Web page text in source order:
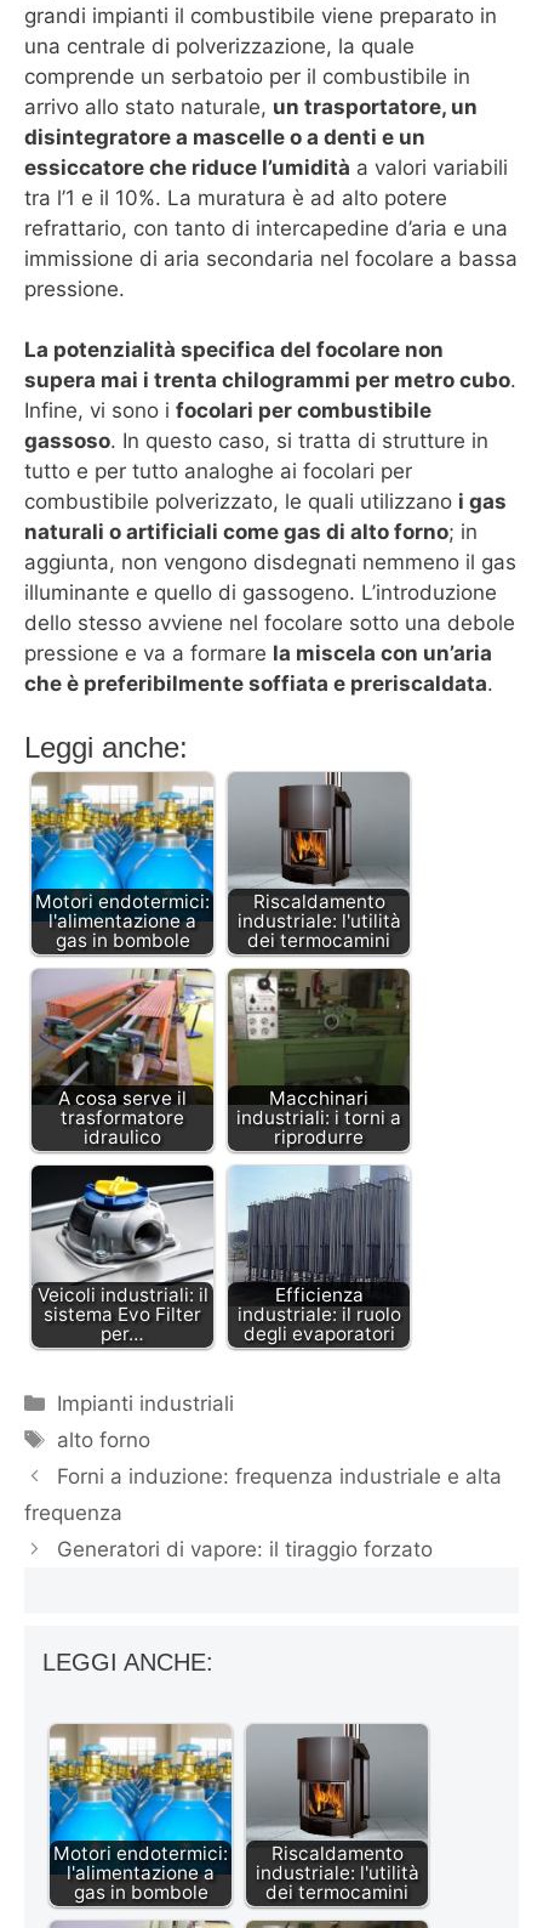
grandi impianti il combustibile viene preparato in
una centrale di polverizzazione, la quale
comprende un serbatoio per il combustibile in
arrivo allo stato naturale, un trasportatore, un
disintegratore a mascelle o a denti e un
essiccatore che riduce l’umidità a valori variabili
tra l’1 e il 10%. La muratura è ad alto potere
refrattario, con tanto di intercapedine d’aria e una
immissione di aria secondaria nel focolare a bassa
pressione.
La potenzialità specifica del focolare non
supera mai i trenta chilogrammi per metro cubo.
Infine, vi sono i focolari per combustibile
gassoso. In questo caso, si tratta di strutture in
tutto e per tutto analoghe ai focolari per
combustibile polverizzato, le quali utilizzano i gas
naturali o artificiali come gas di alto forno; in
aggiunta, non vengono disdegnati nemmeno il gas
illuminante e quello di gassogeno. L’introduzione
dello stesso avviene nel focolare sotto una debole
pressione e va a formare la miscela con un’aria
che è preferibilmente soffiata e preriscaldata.
Leggi anche:
Motori endotermici:
l'alimentazione a
gas in bombole
Riscaldamento
industriale: l'utilità
dei termocamini
A cosa serve il
trasformatore
idraulico
Macchinari
industriali: i torni a
riprodurre
Veicoli industriali: il
sistema Evo Filter
per…
Efficienza
industriale: il ruolo
degli evaporatori
Categorie
Impianti industriali
Tag
alto forno
Forni a induzione: frequenza industriale e alta
frequenza
Generatori di vapore: il tiraggio forzato
LEGGI ANCHE:
Motori endotermici:
l'alimentazione a
gas in bombole
Riscaldamento
industriale: l'utilità
dei termocamini